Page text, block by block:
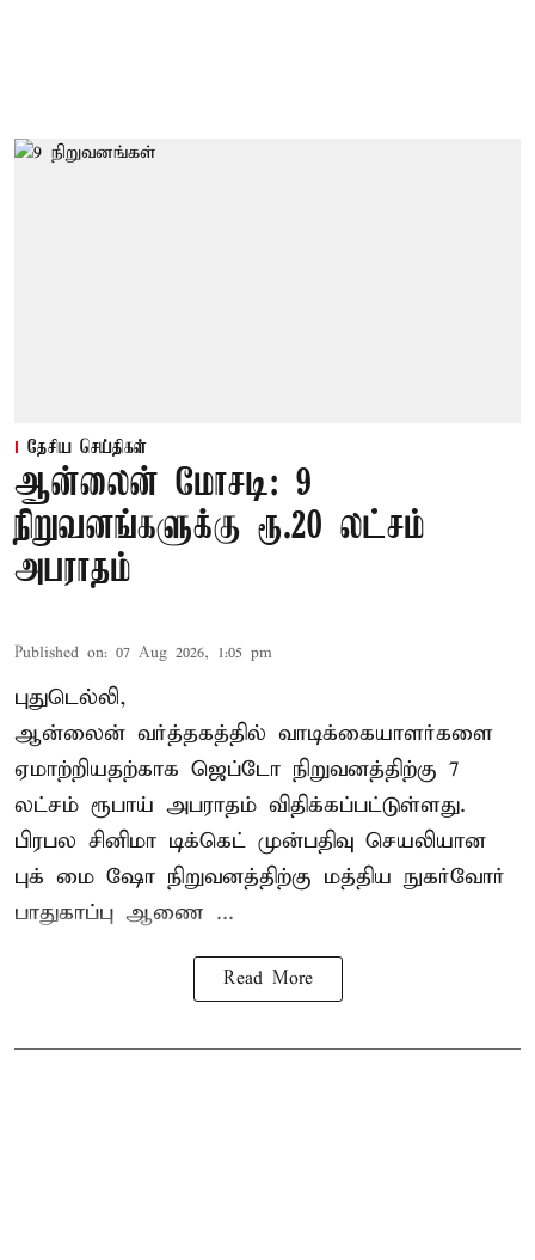
தேசிய செய்திகள்
ஆன்லைன் மோசடி: 9
நிறுவனங்களுக்கு ரூ.20 லட்சம்
அபராதம்
Published on: 07 Aug 2026, 1:05 pm
புதுடெல்லி,
ஆன்லைன் வர்த்தகத்தில் வாடிக்கையாளர்களை
ஏமாற்றியதற்காக ஜெப்டோ நிறுவனத்திற்கு 7
லட்சம் ரூபாய் அபராதம் விதிக்கப்பட்டுள்ளது.
பிரபல சினிமா டிக்கெட் முன்பதிவு செயலியான
புக் மை ஷோ நிறுவனத்திற்கு மத்திய நுகர்வோர்
பாதுகாப்பு ஆணை ...
Read More